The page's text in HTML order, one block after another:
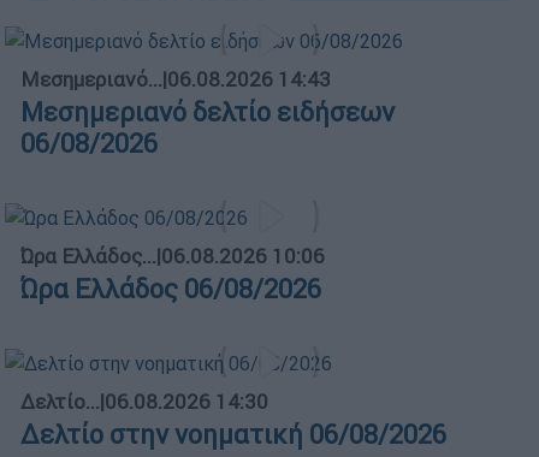
Μεσημεριανό...|06.08.2026 14:43
Μεσημεριανό δελτίο ειδήσεων
06/08/2026
Ώρα Ελλάδος...|06.08.2026 10:06
Ώρα Ελλάδος 06/08/2026
Δελτίο...|06.08.2026 14:30
Δελτίο στην νοηματική 06/08/2026